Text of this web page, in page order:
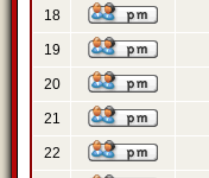
18
19
20
21
22